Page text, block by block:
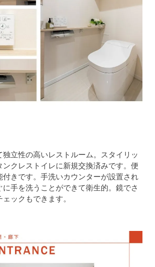
独立性の高いレストルーム。スタイリッ
ンクレストイレに新規交換済みです。便
付きです。手洗いカウンターが設置され
手を洗うことができて衛生的。鏡でさ
ックもできます。